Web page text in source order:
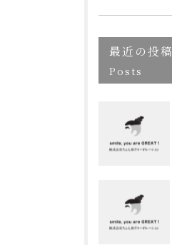
最近の投稿
Posts